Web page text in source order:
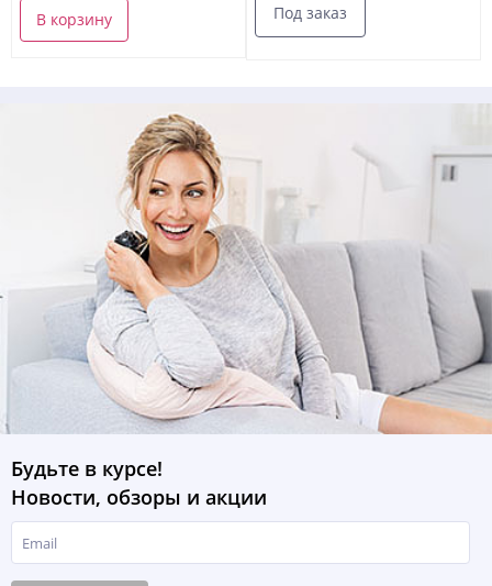
В корзину
Под заказ
Будьте в курсе!
Новости, обзоры и акции